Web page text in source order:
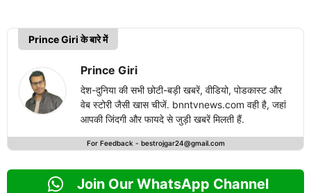
Prince Giri के बारे में
Prince Giri
देश-दुनिया की सभी छोटी-बड़ी खबरें, वीडियो, पोडकास्ट और
वेब स्टोरी जैसी खास चीजें. bnntvnews.com वही है, जहां
आपकी जिंदगी और फायदे से जुड़ी खबरें मिलती हैं.
For Feedback - bestrojgar24@gmail.com
Join Our WhatsApp Channel